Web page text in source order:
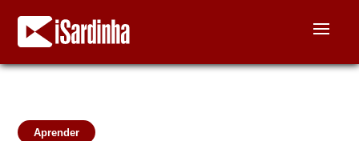
Aprender